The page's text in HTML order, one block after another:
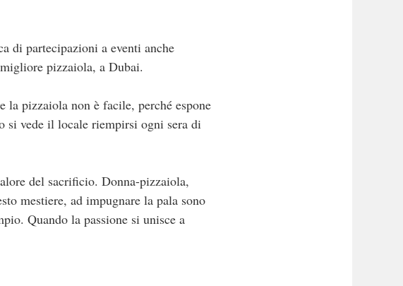
di partecipazioni a eventi anche
pizzaiola, a Dubai.
la pizzaiola non è facile, perché espone
si vede il locale riempirsi ogni sera di
del sacrificio. Donna-pizzaiola,
mestiere, ad impugnare la pala sono
Quando la passione si unisce a